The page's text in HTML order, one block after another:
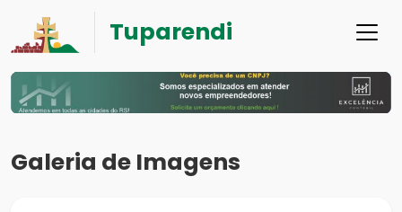
Tuparendi
Galeria de Imagens